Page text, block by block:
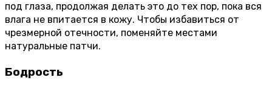
под глаза, продолжая делать это до тех пор, пока вся
влага не впитается в кожу. Чтобы избавиться от
чрезмерной отечности, поменяйте местами
натуральные патчи.
Бодрость